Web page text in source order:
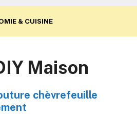
& CUISINE
Maison
chèvrefeuille